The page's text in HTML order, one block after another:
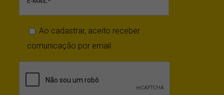
Ao cadastrar, aceito receber
comunicação por email